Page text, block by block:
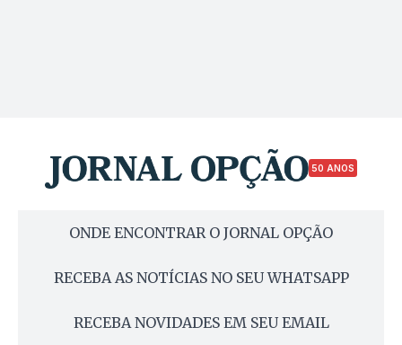
50 ANOS
ONDE ENCONTRAR O JORNAL OPÇÃO
RECEBA AS NOTÍCIAS NO SEU WHATSAPP
RECEBA NOVIDADES EM SEU EMAIL